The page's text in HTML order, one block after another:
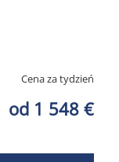
Cena za tydzień
od 1 548 €